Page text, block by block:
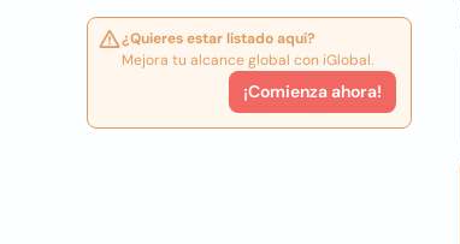
¿Quieres estar listado aquí?
Mejora tu alcance global con iGlobal.
¡Comienza ahora!